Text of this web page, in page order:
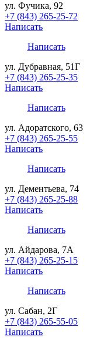
ул. Фучика, 92
+7 (843) 265-25-72
Написать
Написать
ул. Дубравная, 51Г
+7 (843) 265-25-35
Написать
Написать
ул. Адоратского, 63
+7 (843) 265-25-55
Написать
Написать
ул. Дементьева, 74
+7 (843) 265-25-88
Написать
Написать
ул. Айдарова, 7А
+7 (843) 265-25-15
Написать
Написать
ул. Сабан, 2Г
+7 (843) 265-55-05
Написать